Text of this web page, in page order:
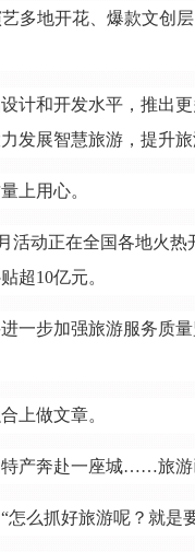
多地开花、爆款文创
计和开发水平，推出
发展智慧旅游，提升
上用心。
月活动正在全国各地火
超10亿元。
一步加强旅游服务质
上做文章。
产奔赴一座城……旅
怎么抓好旅游呢？就是